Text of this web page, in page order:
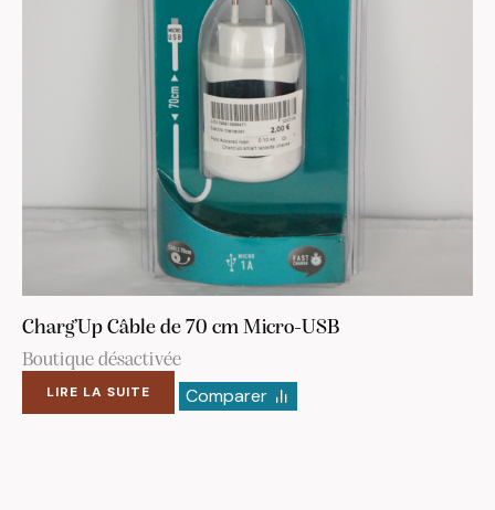
Charg’Up Câble de 70 cm Micro-USB
Boutique désactivée
LIRE LA SUITE Comparer